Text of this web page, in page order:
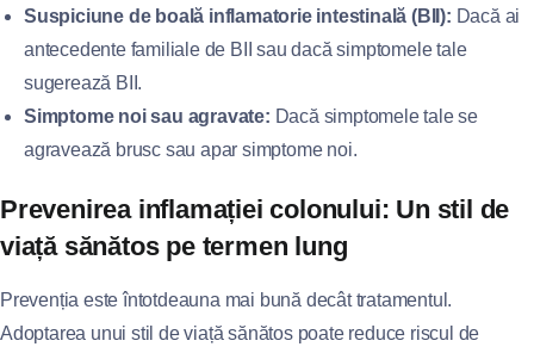
Suspiciune de boală inflamatorie intestinală (BII): Dacă ai
antecedente familiale de BII sau dacă simptomele tale
sugerează BII.
Simptome noi sau agravate: Dacă simptomele tale se
agravează brusc sau apar simptome noi.
Prevenirea inflamației colonului: Un stil de
viață sănătos pe termen lung
Prevenția este întotdeauna mai bună decât tratamentul.
Adoptarea unui stil de viață sănătos poate reduce riscul de